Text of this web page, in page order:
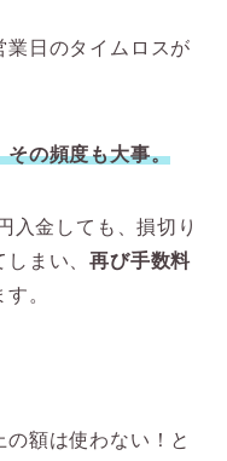
業日のタイムロスが
その頻度も大事。
入金しても、損切り
しまい、再び手数料
。
額は使わない！と